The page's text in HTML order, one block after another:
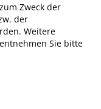
Zweck der
der
Weitere
Sie bitte